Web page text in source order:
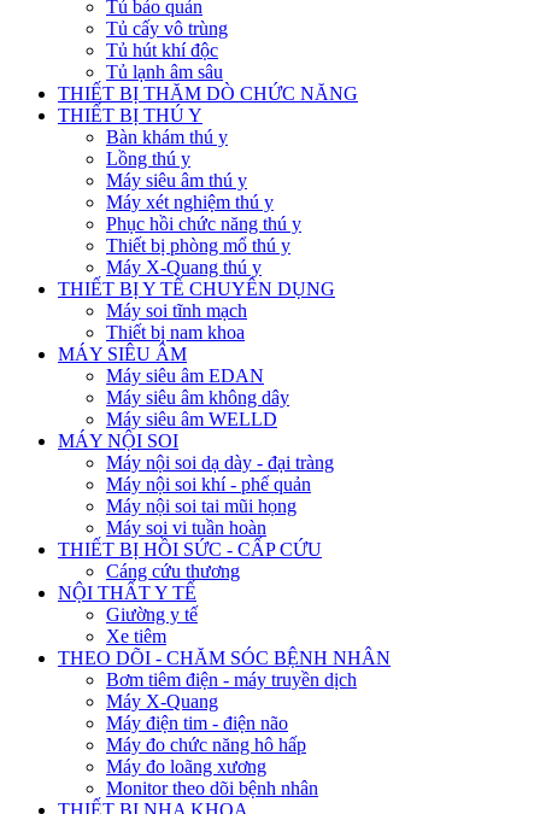
Tủ bảo quản
Tủ cấy vô trùng
Tủ hút khí độc
Tủ lạnh âm sâu
THIẾT BỊ THĂM DÒ CHỨC NĂNG
THIẾT BỊ THÚ Y
Bàn khám thú y
Lồng thú y
Máy siêu âm thú y
Máy xét nghiệm thú y
Phục hồi chức năng thú y
Thiết bị phòng mổ thú y
Máy X-Quang thú y
THIẾT BỊ Y TẾ CHUYÊN DỤNG
Máy soi tĩnh mạch
Thiết bị nam khoa
MÁY SIÊU ÂM
Máy siêu âm EDAN
Máy siêu âm không dây
Máy siêu âm WELLD
MÁY NỘI SOI
Máy nội soi dạ dày - đại tràng
Máy nội soi khí - phế quản
Máy nội soi tai mũi họng
Máy soi vi tuần hoàn
THIẾT BỊ HỒI SỨC - CẤP CỨU
Cáng cứu thương
NỘI THẤT Y TẾ
Giường y tế
Xe tiêm
THEO DÕI - CHĂM SÓC BỆNH NHÂN
Bơm tiêm điện - máy truyền dịch
Máy X-Quang
Máy điện tim - điện não
Máy đo chức năng hô hấp
Máy đo loãng xương
Monitor theo dõi bệnh nhân
THIẾT BỊ NHA KHOA